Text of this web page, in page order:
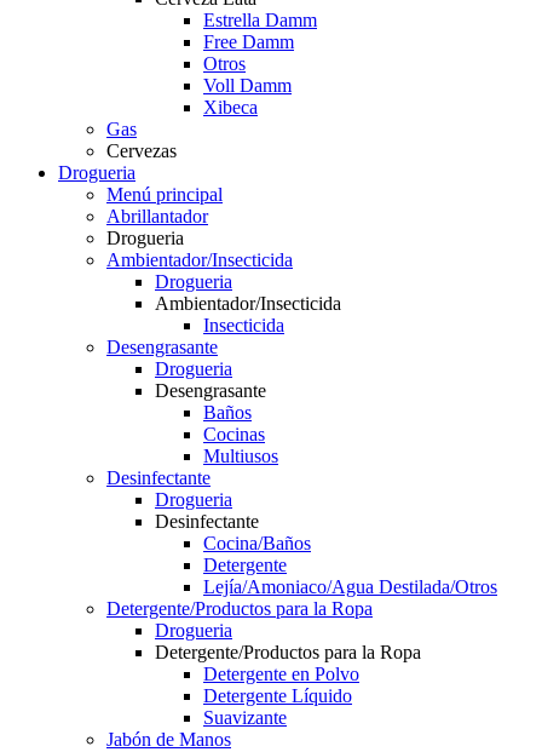
Estrella Damm
Free Damm
Otros
Voll Damm
Xibeca
Gas
Cervezas
Drogueria
Menú principal
Abrillantador
Drogueria
Ambientador/Insecticida
Drogueria
Ambientador/Insecticida
Insecticida
Desengrasante
Drogueria
Desengrasante
Baños
Cocinas
Multiusos
Desinfectante
Drogueria
Desinfectante
Cocina/Baños
Detergente
Lejía/Amoniaco/Agua Destilada/Otros
Detergente/Productos para la Ropa
Drogueria
Detergente/Productos para la Ropa
Detergente en Polvo
Detergente Líquido
Suavizante
Jabón de Manos